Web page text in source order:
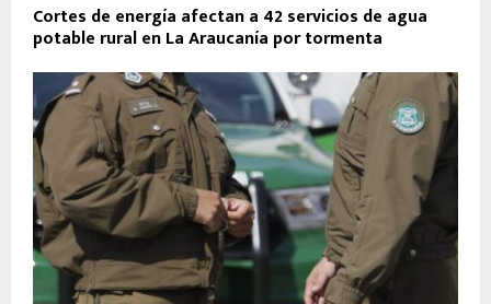
Cortes de energía afectan a 42 servicios de agua
potable rural en La Araucanía por tormenta